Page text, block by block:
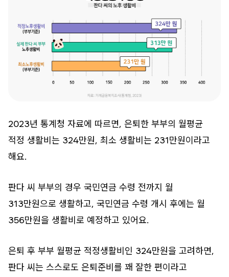
2023년 통계청 자료에 따르면, 은퇴한 부부의 월평균
적정 생활비는 324만원, 최소 생활비는 231만원이라고
해요.
판다 씨 부부의 경우 국민연금 수령 전까지 월
313만원으로 생활하고, 국민연금 수령 개시 후에는 월
356만원을 생활비로 예정하고 있어요.
은퇴 후 부부 월평균 적정생활비인 324만원을 고려하면,
판다 씨는 스스로도 은퇴준비를 꽤 잘한 편이라고